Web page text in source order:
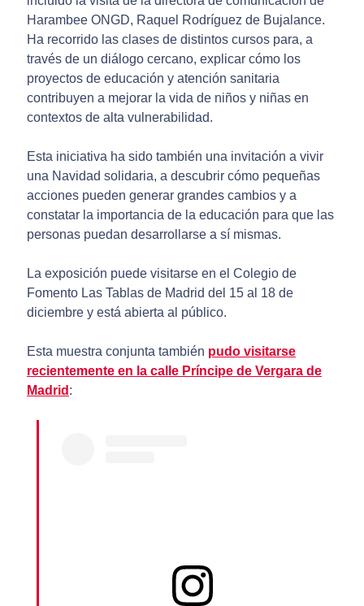
Harambee ONGD, Raquel Rodríguez de Bujalance.
Ha recorrido las clases de distintos cursos para, a
través de un diálogo cercano, explicar cómo los
proyectos de educación y atención sanitaria
contribuyen a mejorar la vida de niños y niñas en
contextos de alta vulnerabilidad.
Esta iniciativa ha sido también una invitación a vivir
una Navidad solidaria, a descubrir cómo pequeñas
acciones pueden generar grandes cambios y a
constatar la importancia de la educación para que las
personas puedan desarrollarse a sí mismas.
La exposición puede visitarse en el Colegio de
Fomento Las Tablas de Madrid del 15 al 18 de
diciembre y está abierta al público.
Esta muestra conjunta también pudo visitarse
recientemente en la calle Príncipe de Vergara de
Madrid :